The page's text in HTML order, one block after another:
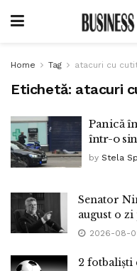
Home Tag atacuri cu
Etichetă: atacuri
Panică
într-o
by Stela
Senator
august o
2026-08-
2 fotbaliști